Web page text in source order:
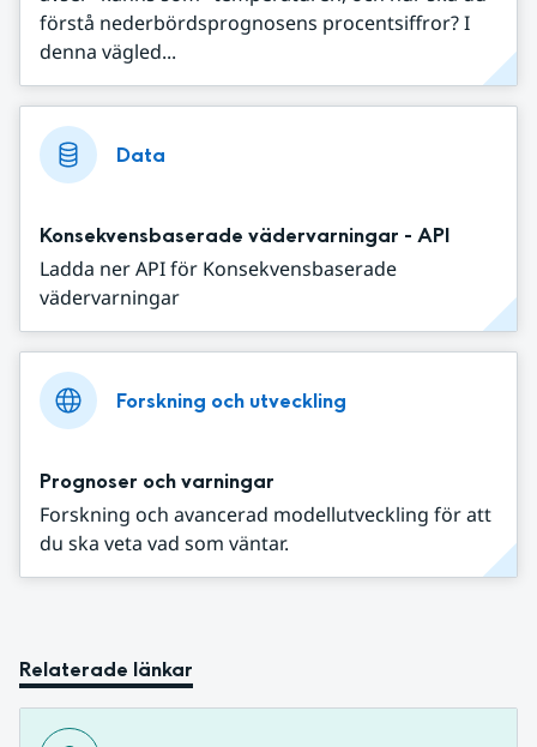
förstå nederbördsprognosens procentsiffror? I
denna vägled...
Data
Konsekvensbaserade vädervarningar - API
Ladda ner API för Konsekvensbaserade
vädervarningar
Forskning och utveckling
Prognoser och varningar
Forskning och avancerad modellutveckling för att
du ska veta vad som väntar.
Relaterade länkar